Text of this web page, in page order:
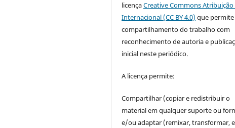
licençaCreative Commons Atribuição
Internacional (CC BY 4.0) que
compartilhamento do trabalho com
reconhecimento de autoria e
inicial neste periódico.
A licença permite:
Compartilhar (copiar e redistribuir o
material em qualquer suporte ou
e/ou adaptar (remixar, transformar,